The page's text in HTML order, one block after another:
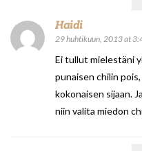
Haidi
29 huhtikuun, 2013 at
Ei tullut mielestäni
punaisen chilin
kokonaisen sijaan.
niin valita miedon